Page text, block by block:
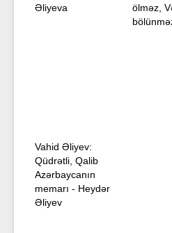
Əliyeva
ölməz,
Vahid Əliyev:
Qüdrətli, Qalib
Azərbaycanın
memarı - Heydər
Əliyev